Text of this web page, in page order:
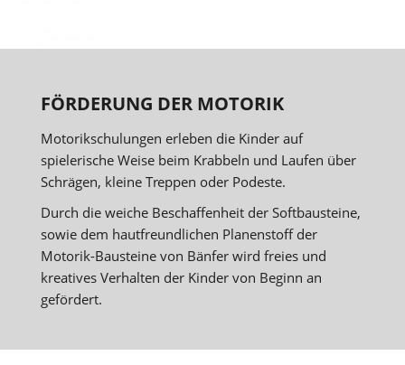
FÖRDERUNG DER MOTORIK
Motorikschulungen erleben die Kinder auf
spielerische Weise beim Krabbeln und Laufen über
Schrägen, kleine Treppen oder Podeste.
Durch die weiche Beschaffenheit der Softbausteine,
sowie dem hautfreundlichen Planenstoff der
Motorik-Bausteine von Bänfer wird freies und
kreatives Verhalten der Kinder von Beginn an
gefördert.